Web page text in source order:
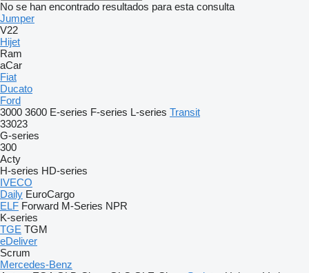
No se han encontrado resultados para esta consulta
Jumper
V22
Hijet
Ram
aCar
Fiat
Ducato
Ford
3000 3600 E-series F-series L-series Transit
33023
G-series
300
Acty
H-series HD-series
IVECO
Daily EuroCargo
ELF Forward M-Series NPR
K-series
TGE TGM
eDeliver
Scrum
Mercedes-Benz